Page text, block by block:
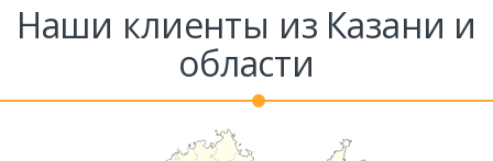
Наши клиенты из Казани и
области